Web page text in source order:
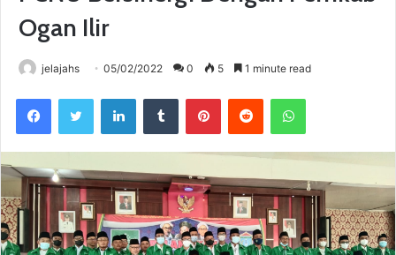
Ogan Ilir
jelajahs 05/02/2022 0 5 1 minute read